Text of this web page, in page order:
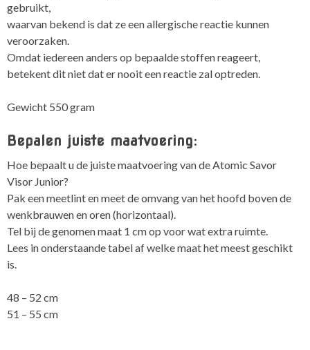
gebruikt,
waarvan bekend is dat ze een allergische reactie kunnen
veroorzaken.
Omdat iedereen anders op bepaalde stoffen reageert,
betekent dit niet dat er nooit een reactie zal optreden.
Gewicht 550 gram
Bepalen juiste maatvoering:
Hoe bepaalt u de juiste maatvoering van de Atomic Savor
Visor Junior?
Pak een meetlint en meet de omvang van het hoofd boven de
wenkbrauwen en oren (horizontaal).
Tel bij de genomen maat 1 cm op voor wat extra ruimte.
Lees in onderstaande tabel af welke maat het meest geschikt
is.
48 – 52 cm
51 – 55 cm